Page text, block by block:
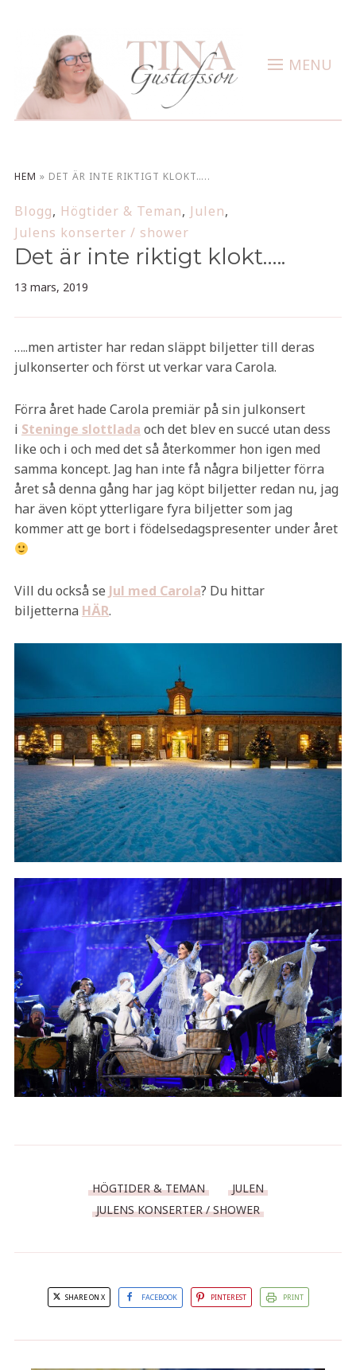
MENU
HEM » DET ÄR INTE RIKTIGT KLOKT…..
Blogg, Högtider & Teman, Julen,
Julens konserter / shower
Det är inte riktigt klokt…..
13 mars, 2019
…..men artister har redan släppt biljetter till deras
julkonserter och först ut verkar vara Carola.
Förra året hade Carola premiär på sin julkonsert
i Steninge slottlada och det blev en succé utan dess
like och i och med det så återkommer hon igen med
samma koncept. Jag han inte få några biljetter förra
året så denna gång har jag köpt biljetter redan nu, jag
har även köpt ytterligare fyra biljetter som jag
kommer att ge bort i födelsedagspresenter under året
Vill du också se Jul med Carola? Du hittar
biljetterna HÄR.
HÖGTIDER & TEMAN
JULEN
JULENS KONSERTER / SHOWER
SHARE ON X FACEBOOK PINTEREST PRINT